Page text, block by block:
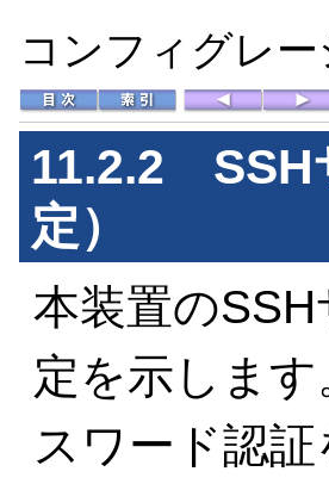
コンフィグレ
11.2.2 SSH
定）
本装置の
定を示しま
スワード認